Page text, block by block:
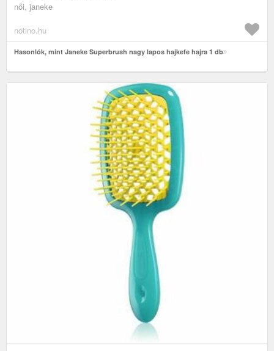
női, janeke
notino.hu
Hasonlók, mint Janeke Superbrush nagy lapos hajkefe hajra 1 db